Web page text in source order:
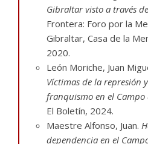
Gibraltar visto a través
Frontera: Foro por la
Gibraltar, Casa de la
2020.
León Moriche, Juan
Víctimas de la represión
franquismo en el
El Boletín, 2024.
Maestre Alfonso, Juan.
dependencia en el